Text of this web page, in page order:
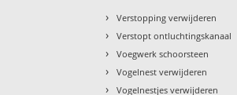
› Verstopping verwijderen
› Verstopt ontluchtingskanaal
› Voegwerk schoorsteen
› Vogelnest verwijderen
› Vogelnestjes verwijderen